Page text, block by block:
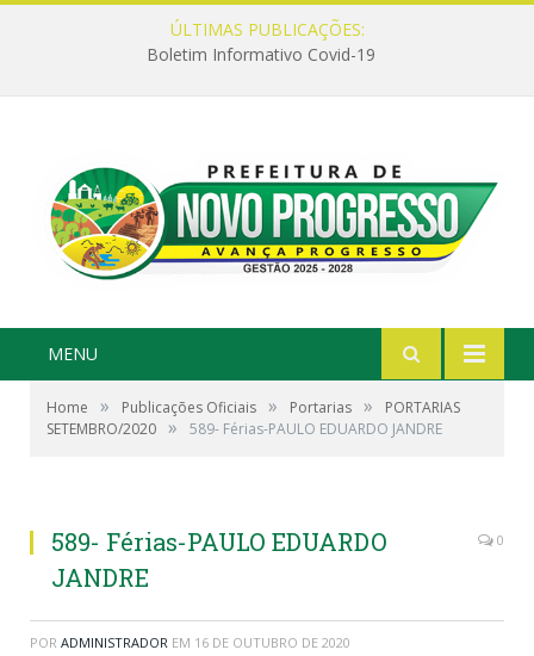
ÚLTIMAS PUBLICAÇÕES:
Boletim Informativo Covid-19
MENU
Home » Publicações Oficiais » Portarias »
PORTARIAS
SETEMBRO/2020 » 589- Férias-PAULO EDUARDO JANDRE
589- Férias-PAULO EDUARDO
JANDRE
0
POR ADMINISTRADOR EM 16 DE OUTUBRO DE 2020